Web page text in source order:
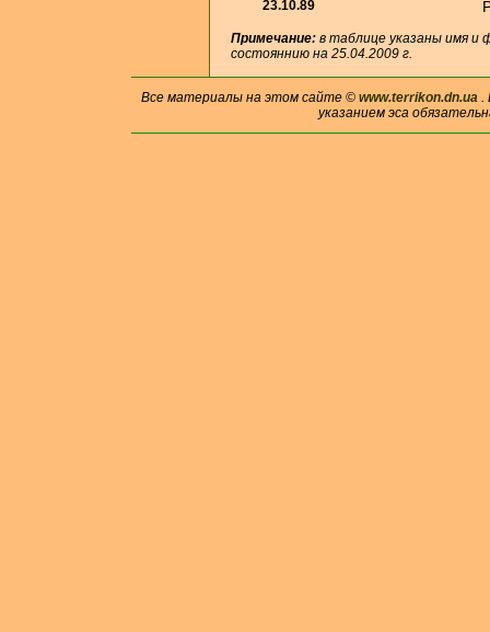
23.10.89
Примечание: в таблице указаны имя и
состояннию на 25.04.2009 г.
Все материалы на этом сайте © www.terrikon.dn.ua.
указанием эса